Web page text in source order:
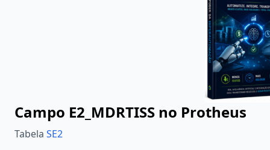
Campo E2_MDRTISS no Protheus
Tabela SE2